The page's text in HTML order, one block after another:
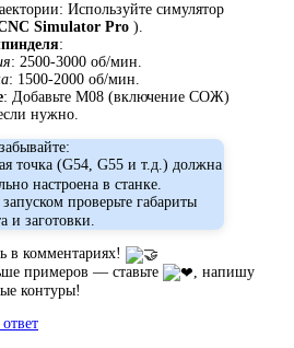
Используйте симулятор
Simulator Pro ).
:
: 2500-3000 об/мин.
: 1500-2000 об/мин.
: Добавьте M08 (включение СОЖ)
нужно.
точка (G54, G55 и т.д.) должна
настроена в станке.
запуском проверьте габариты
и заготовки.
в комментариях!
примеров — ставьте
️, напишу
контуры!